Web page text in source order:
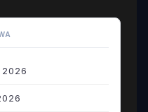
2026